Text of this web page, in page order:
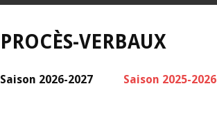
PROCÈS-VERBAUX
Saison 2026-2027 Saison 2025-2026